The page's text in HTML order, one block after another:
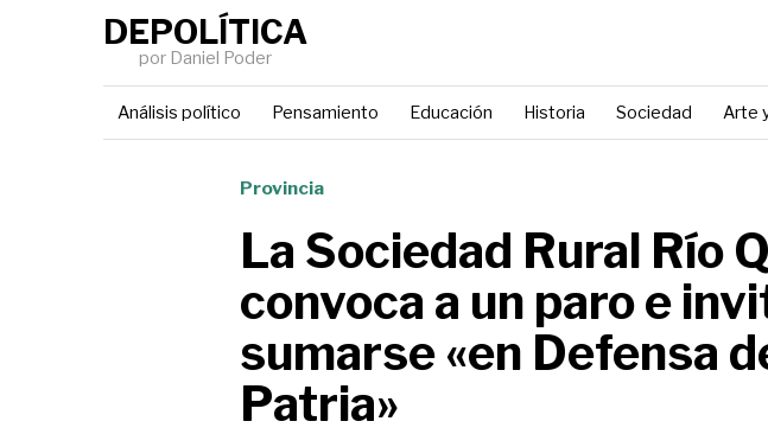
DEPOLÍTICA
por Daniel Poder
Análisis político Pensamiento Educación Historia Sociedad Arte
Provincia
La Sociedad Rural Río
convoca a un paro e
sumarse «en Defensa
Patria»